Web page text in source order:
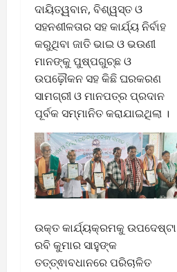
ଦାୟିତ୍ୱବାନ, ବିଶ୍ୱସ୍ତ ଓ
ସହନଶୀଳତାର ସହ କାର୍ଯ୍ୟ ନିର୍ବାହ
କରୁଥିବା ଜାତି ଭାଇ ଓ ଭଉଣୀ
ମାନଙ୍କୁ ପୁଷ୍ପଗୁଚ୍ଛ ଓ
ଉପଢ଼ୌକନ ସହ କିଛି ଘରକରଣ
ସାମଗ୍ରୀ ଓ ମାନପତ୍ର ପ୍ରଦାନ
ପୂର୍ବକ ସମ୍ମାନିତ କରାଯାଇଥିଲା ।
ଉକ୍ତ କାର୍ଯ୍ୟକ୍ରମକୁ ଉପଦେଷ୍ଟା
ରବି କୁମାର ସାହୁଙ୍କ
ତତ୍ତ୍ଵାବଧାନରେ ପରିଚାଳିତ